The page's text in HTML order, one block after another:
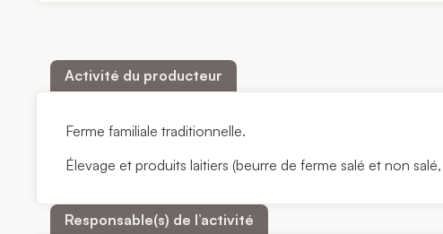
Activité du producteur
Ferme familiale traditionnelle.
Élevage et produits laitiers (beurre de ferme salé et non
Responsable(s) de l’activité